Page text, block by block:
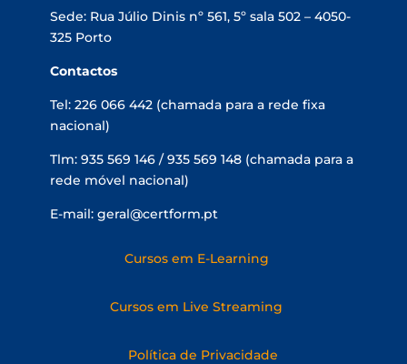
Sede: Rua Júlio Dinis nº 561, 5º sala 502 – 4050-
325 Porto
Contactos
Tel: 226 066 442 (chamada para a rede fixa
nacional)
Tlm: 935 569 146 / 935 569 148 (chamada para a
rede móvel nacional)
E-mail: geral@certform.pt
Cursos em E-Learning
Cursos em Live Streaming
Política de Privacidade